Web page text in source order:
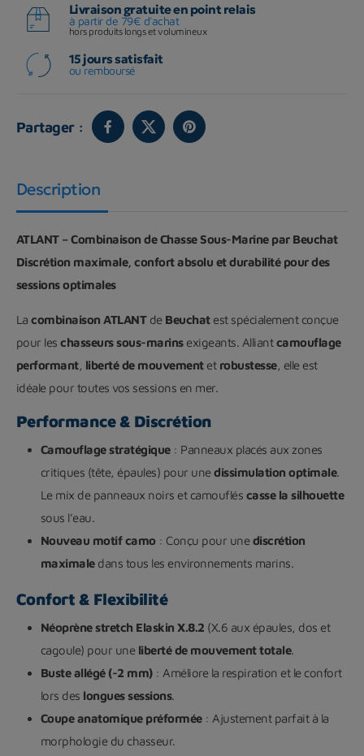
Livraison gratuite en point relais
à partir de 79€ d'achat
hors produits longs et volumineux
15 jours satisfait
ou remboursé
Partager :
Description
ATLANT – Combinaison de Chasse Sous-Marine par Beuchat
Discrétion maximale, confort absolu et durabilité pour des
sessions optimales
Lacombinaison ATLANTde Beuchatest spécialement conçue
pour leschasseurs sous-marinsexigeants. Alliantcamouflage
performant, liberté de mouvementet robustesse, elle est
idéale pour toutes vos sessions en mer.
Performance & Discrétion
Camouflage stratégique: Panneaux placés aux zones
critiques (tête, épaules) pour unedissimulation optimale.
Le mix de panneaux noirs et camouflés casse la silhouette
sous l’eau.
Nouveau motif camo : Conçu pour unediscrétion
maximaledans tous les environnements marins.
Confort & Flexibilité
Néoprène stretch Elaskin X.8.2 (X.6 aux épaules, dos et
cagoule) pour une liberté de mouvement totale.
Buste allégé (-2 mm): Améliore la respiration et le confort
lors des longues sessions.
Coupe anatomique préformée: Ajustement parfait à la
morphologie du chasseur.